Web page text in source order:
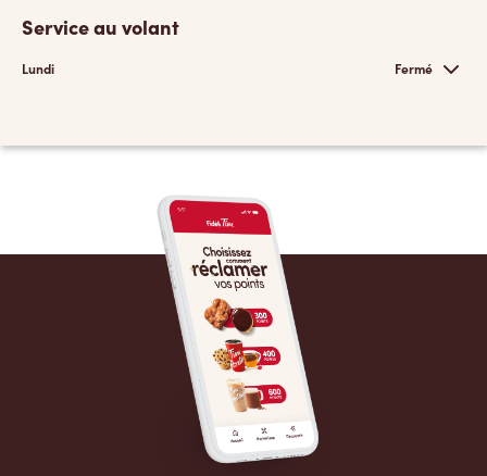
Service au volant
Lundi Fermé